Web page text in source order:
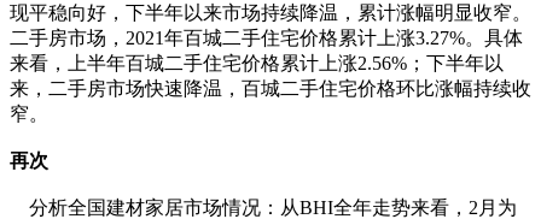
现平稳向好，下半年以来市场持续降温，累计涨幅明显收窄。
二手房市场，2021年百城二手住宅价格累计上涨3.27%。具体
来看，上半年百城二手住宅价格累计上涨2.56%；下半年以
来，二手房市场快速降温，百城二手住宅价格环比涨幅持续收
窄。
再次
分析全国建材家居市场情况：从BHI全年走势来看，2月为